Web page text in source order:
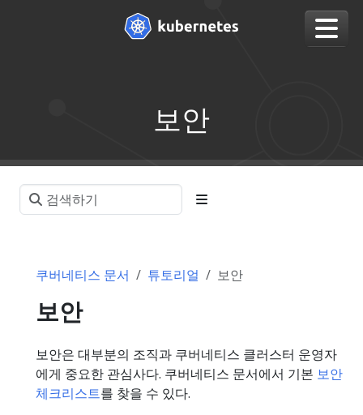
보안
쿠버네티스 문서 튜토리얼 보안
보안
보안은 대부분의 조직과 쿠버네티스 클러스터 운영자
에게 중요한 관심사다. 쿠버네티스 문서에서 기본 보안
체크리스트를 찾을 수 있다.